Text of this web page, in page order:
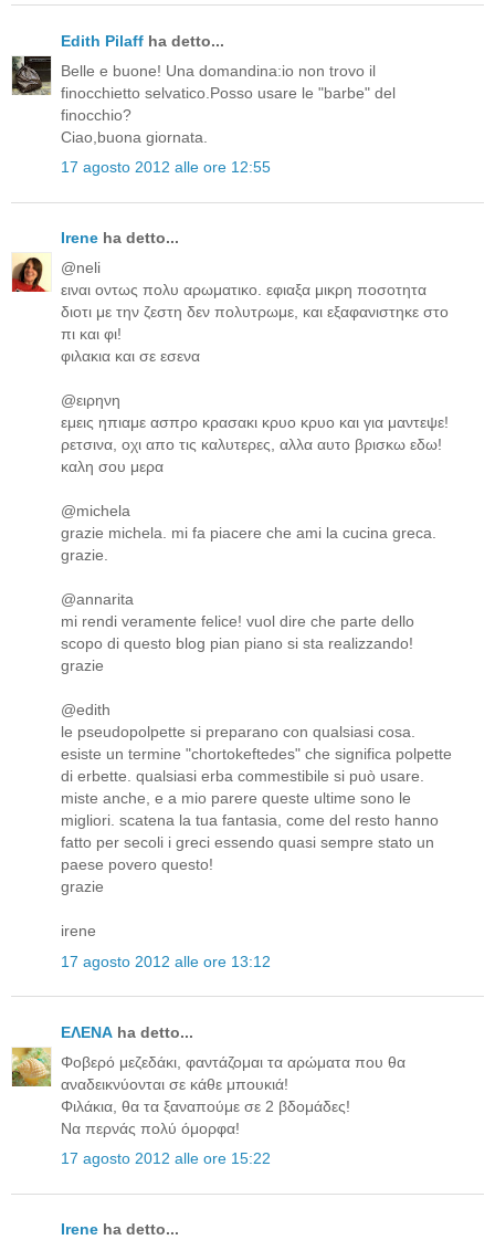
Edith Pilaff ha detto...
Belle e buone! Una domandina:io non trovo il
finocchietto selvatico.Posso usare le "barbe" del
finocchio?
Ciao,buona giornata.
17 agosto 2012 alle ore 12:55
Irene ha detto...
@neli
ειναι οντως πολυ αρωματικο. εφιαξα μικρη ποσοτητα
διοτι με την ζεστη δεν πολυτρωμε, και εξαφανιστηκε στο
πι και φι!
φιλακια και σε εσενα
@ειρηνη
εμεις ηπιαμε ασπρο κρασακι κρυο κρυο και για μαντεψε!
ρετσινα, οχι απο τις καλυτερες, αλλα αυτο βρισκω εδω!
καλη σου μερα
@michela
grazie michela. mi fa piacere che ami la cucina greca.
grazie.
@annarita
mi rendi veramente felice! vuol dire che parte dello
scopo di questo blog pian piano si sta realizzando!
grazie
@edith
le pseudopolpette si preparano con qualsiasi cosa.
esiste un termine "chortokeftedes" che significa polpette
di erbette. qualsiasi erba commestibile si può usare.
miste anche, e a mio parere queste ultime sono le
migliori. scatena la tua fantasia, come del resto hanno
fatto per secoli i greci essendo quasi sempre stato un
paese povero questo!
grazie
irene
17 agosto 2012 alle ore 13:12
ΕΛΕΝΑ ha detto...
Φοβερό μεζεδάκι, φαντάζομαι τα αρώματα που θα
αναδεικνύονται σε κάθε μπουκιά!
Φιλάκια, θα τα ξαναπούμε σε 2 βδομάδες!
Να περνάς πολύ όμορφα!
17 agosto 2012 alle ore 15:22
Irene ha detto...